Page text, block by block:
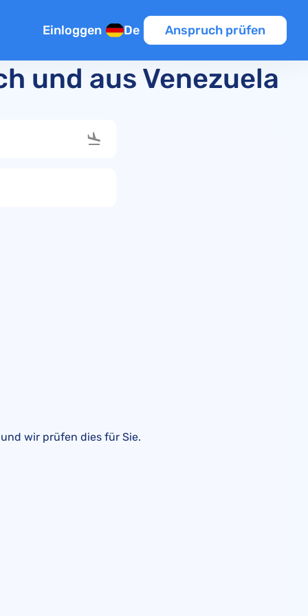
Einloggen De Anspruch prüfen
und aus Venezuela
und wir prüfen dies für Sie.